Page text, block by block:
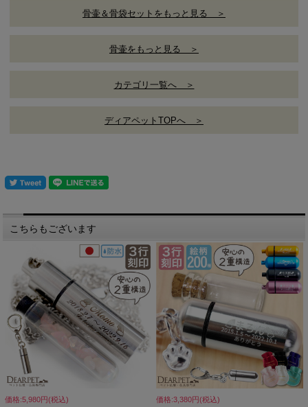
骨壷＆骨袋セットをもっと見る ＞
骨壷をもっと見る ＞
カテゴリ一覧へ ＞
ディアペットTOPへ ＞
こちらもございます
価格:5,980円(税込) 価格:3,380円(税込)